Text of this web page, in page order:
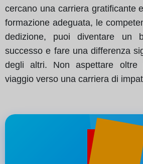
cercano una carriera gratificante
formazione adeguata, le
dedizione, puoi diventare un
successo e fare una differenza
degli altri. Non aspettare
viaggio verso una carriera di